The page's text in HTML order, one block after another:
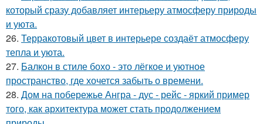
который сразу добавляет интерьеру атмосферу природы
и уюта.
26. Терракотовый цвет в интерьере создаёт атмосферу
тепла и уюта.
27. Балкон в стиле бохо - это лёгкое и уютное
пространство, где хочется забыть о времени.
28. Дом на побережье Ангра - дус - рейс - яркий пример
того, как архитектура может стать продолжением